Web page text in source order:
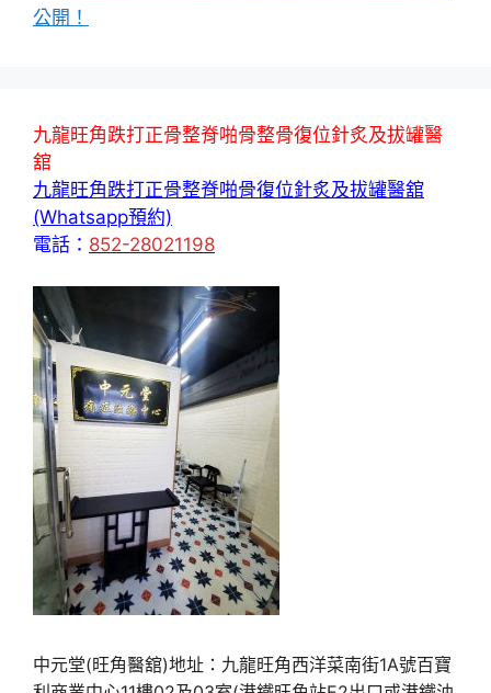
公開！
九龍旺角跌打正骨整脊啪骨整骨復位針炙及拔罐醫
舘
九龍旺角跌打正骨整脊啪骨復位針炙及拔罐醫舘
(Whatsapp預約)
電話： 852-28021198
中元堂(旺角醫舘)地址：九龍旺角西洋菜南街1A號百寶